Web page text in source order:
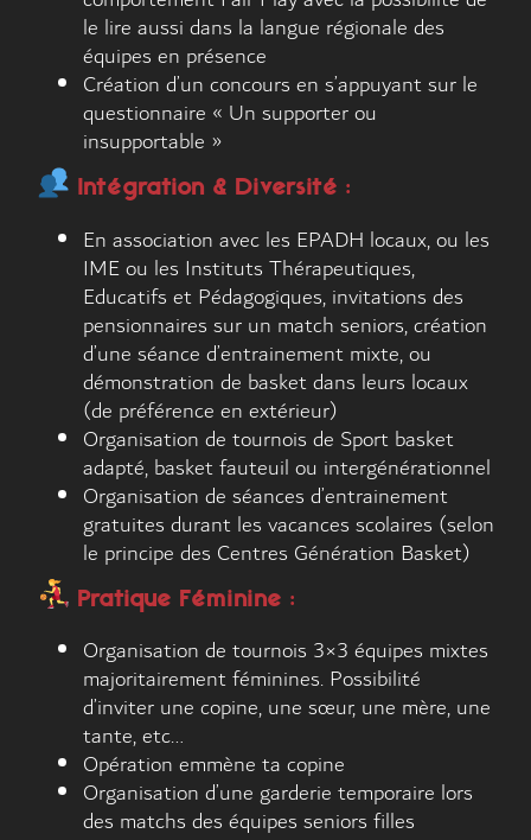
le lire aussi dans la langue régionale des
équipes en présence
Création d’un concours en s’appuyant sur le
questionnaire « Un supporter ou
insupportable »
Intégration & Diversité :
En association avec les EPADH locaux, ou les
IME ou les Instituts Thérapeutiques,
Educatifs et Pédagogiques, invitations des
pensionnaires sur un match seniors, création
d’une séance d’entrainement mixte, ou
démonstration de basket dans leurs locaux
(de préférence en extérieur)
Organisation de tournois de Sport basket
adapté, basket fauteuil ou intergénérationnel
Organisation de séances d’entrainement
gratuites durant les vacances scolaires (selon
le principe des Centres Génération Basket)
Pratique Féminine :
Organisation de tournois 3×3 équipes mixtes
majoritairement féminines. Possibilité
d’inviter une copine, une sœur, une mère, une
tante, etc…
Opération emmène ta copine
Organisation d’une garderie temporaire lors
des matchs des équipes seniors filles